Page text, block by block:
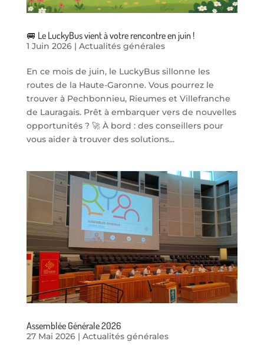
🚐 Le LuckyBus vient à votre rencontre en juin !
1 Juin 2026| Actualités générales
En ce mois de juin, le LuckyBus sillonne les
routes de la Haute-Garonne. Vous pourrez le
trouver à Pechbonnieu, Rieumes et Villefranche
de Lauragais. Prêt à embarquer vers de nouvelles
opportunités ? 🚀 À bord : des conseillers pour
vous aider à trouver des solutions...
Assemblée Générale 2026
27 Mai 2026| Actualités générales